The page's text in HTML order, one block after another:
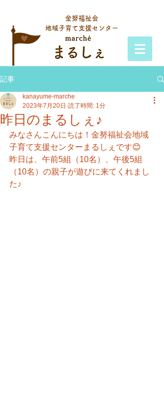
金努福祉会
地域子育て支援センター
記事
昨日のまるしぇ♪
kanayume-marche
2023年7月20日 読了時間: 1分
みなさんこんにちは！金努福祉会地域
子育て支援センターまるしぇです😊
昨日は、午前5組（10名）、午後5組
（10名）の親子が遊びに来てくれまし
た♪